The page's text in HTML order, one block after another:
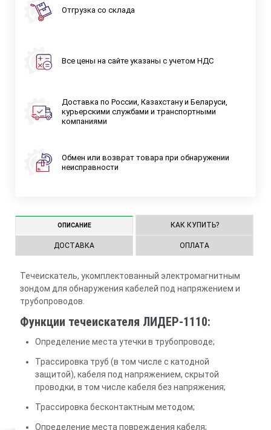
Отгрузка со склада
Все цены на сайте указаны с учетом НДС
Доставка по России, Казахстану и Беларуси,
курьерскими службами и транспортными
компаниями
Обмен или возврат товара при обнаружении
неисправности
ОПИСАНИЕ КАК КУПИТЬ?
ДОСТАВКА ОПЛАТА
Течеискатель, укомплектованный электромагнитным
зондом для обнаружения кабелей под напряжением и
трубопроводов.
Функции течеискателя ЛИДЕР-1110:
Определение места утечки в трубопроводе;
Трассировка труб (в том числе с катодной
защитой), кабеля под напряжением, скрытой
проводки, в том числе кабеля без напряжения;
Трассировка бесконтактным методом;
Определение места повреждения кабеля;